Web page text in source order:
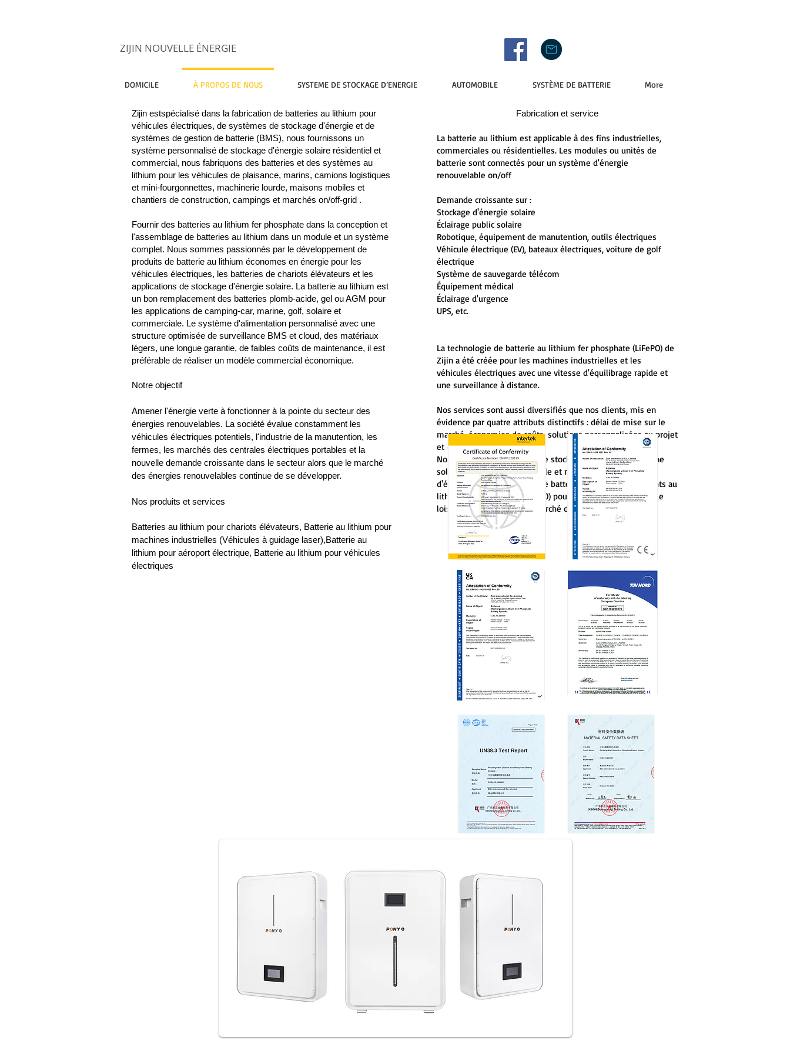
ZIJIN NOUVELLE ÉNERGIE
DOMICILE À PROPOS DE NOUS SYSTEME DE STOCKAGE D’ENERGIE AUTOMOBILE SYSTÈME DE BATTERIE More
Zijin estspécialisé dans la fabrication de batteries au lithium pour
véhicules électriques, de systèmes de stockage d'énergie et de
systèmes de gestion de batterie (BMS), nous fournissons un
système personnalisé de stockage d'énergie solaire résidentiel et
commercial, nous fabriquons des batteries et des systèmes au
lithium pour les véhicules de plaisance, marins, camions logistiques
et mini-fourgonnettes, machinerie lourde, maisons mobiles et
chantiers de construction, campings et marchés on/off-grid .
Fournir des batteries au lithium fer phosphate dans la conception et
l'assemblage de batteries au lithium dans un module et un système
complet. Nous sommes passionnés par le développement de
produits de batterie au lithium économes en énergie pour les
véhicules électriques, les batteries de chariots élévateurs et les
applications de stockage d'énergie solaire. La batterie au lithium est
un bon remplacement des batteries plomb-acide, gel ou AGM pour
les applications de camping-car, marine, golf, solaire et
commerciale. Le système d'alimentation personnalisé avec une
structure optimisée de surveillance BMS et cloud, des matériaux
légers, une longue garantie, de faibles coûts de maintenance, il est
préférable de réaliser un modèle commercial économique.
Notre objectif
Amener l'énergie verte à fonctionner à la pointe du secteur des
énergies renouvelables. La société évalue constamment les
véhicules électriques potentiels, l'industrie de la manutention, les
fermes, les marchés des centrales électriques portables et la
nouvelle demande croissante dans le secteur alors que le marché
des énergies renouvelables continue de se développer.
Nos produits et services
Batteries au lithium pour chariots élévateurs, Batterie au lithium pour
machines industrielles (Véhicules à guidage laser),Batterie au
lithium pour aéroport électrique, Batterie au lithium pour véhicules
électriques
Fabrication et service
La batterie au lithium est applicable à des fins industrielles,
commerciales ou résidentielles. Les modules ou unités de
batterie sont connectés pour un système d'énergie
renouvelable on/off
Demande croissante sur :
Stockage d'énergie solaire
Éclairage public solaire
Robotique, équipement de manutention, outils électriques
Véhicule électrique (EV), bateaux électriques, voiture de golf
électrique
Système de sauvegarde télécom
Équipement médical
Éclairage d'urgence
UPS, etc.
La technologie de batterie au lithium fer phosphate (LiFePO) de
Zijin a été créée pour les machines industrielles et les
véhicules électriques avec une vitesse d'équilibrage rapide et
une surveillance à distance.
Nos services sont aussi diversifiés que nos clients, mis en
évidence par quatre attributs distinctifs : délai de mise sur le
marché, économies de coûts, solutions personnalisées au projet
et expérience en ingénierie.
Notre passion pour le pack de stockage de batterie offre une
solution extrêmement flexible et robuste pour le stockage
d'énergie et des systèmes de batterie compacts et puissants au
lithium fer phosphate (LiFePO) pour LGV et AGV, véhicules de
loisirs et utilitaires sur le marché dynamique.